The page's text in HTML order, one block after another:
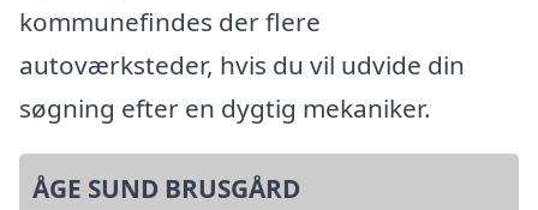
kommunefindes der flere
autoværksteder, hvis du vil udvide din
søgning efter en dygtig mekaniker.
ÅGE SUND BRUSGÅRD